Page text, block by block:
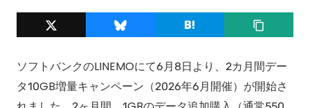
ソフトバンクのLINEMOにて6月8日より、2カ月間デー
タ10GB増量キャンペーン（2026年6月開催）が開始さ